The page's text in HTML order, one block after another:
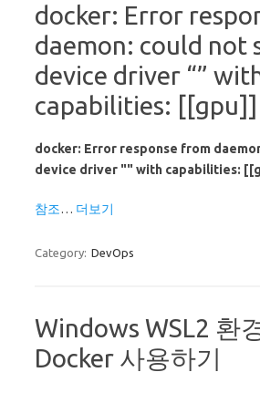
docker: Error
daemon: could not
device driver “”
capabilities: [[gpu]]
docker: Error response from
device driver "" with capabilities:
참조… 더보기
Category: DevOps
Windows WSL2 환
Docker 사용하기